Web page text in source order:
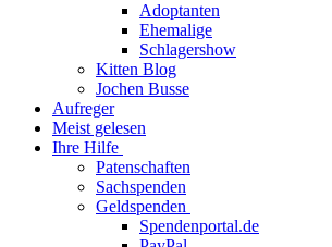
Adoptanten
Ehemalige
Schlagershow
Kitten Blog
Jochen Busse
Aufreger
Meist gelesen
Ihre Hilfe
Patenschaften
Sachspenden
Geldspenden
Spendenportal.de